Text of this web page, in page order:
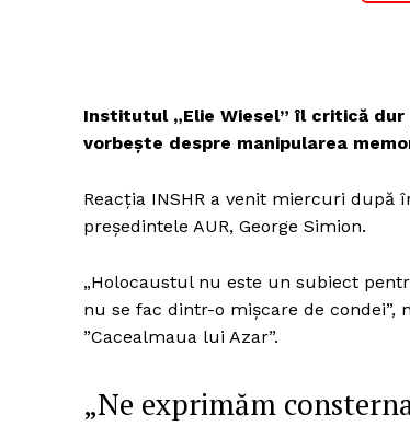
Institutul „Elie Wiesel” îl critică dur
vorbește despre manipularea
Reacția INSHR a venit miercuri
președintele AUR, George Simion.
„Holocaustul nu este un subiect
nu se fac dintr-o mișcare de
”Cacealmaua lui Azar”.
„Ne exprimăm